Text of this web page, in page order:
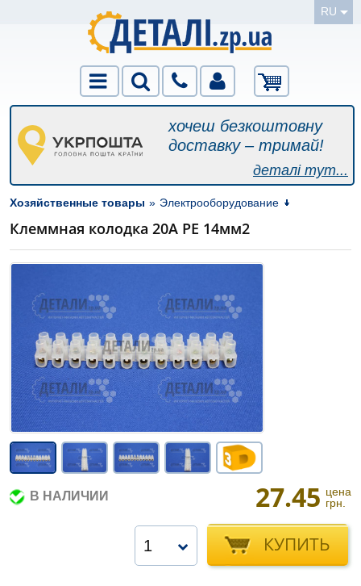
RU
хочеш безкоштовну
доставку – тримай!
деталі тут...
Хозяйственные товары » Электрооборудование
Клеммная колодка 20А РЕ 14мм2
В НАЛИЧИИ 27.45 цена
грн.
КУПИТЬ
1